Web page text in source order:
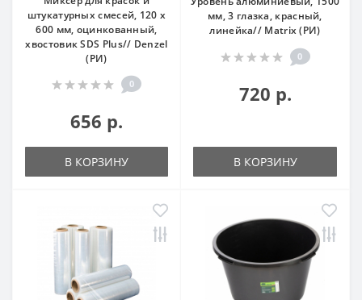
штукатурных смесей, 120 х
600 мм, оцинкованный,
хвостовик SDS Plus// Denzel
(РИ)
0
656 р.
В КОРЗИНУ
мм, 3 глазка, красный,
линейка// Matrix (РИ)
0
720 р.
В КОРЗИНУ